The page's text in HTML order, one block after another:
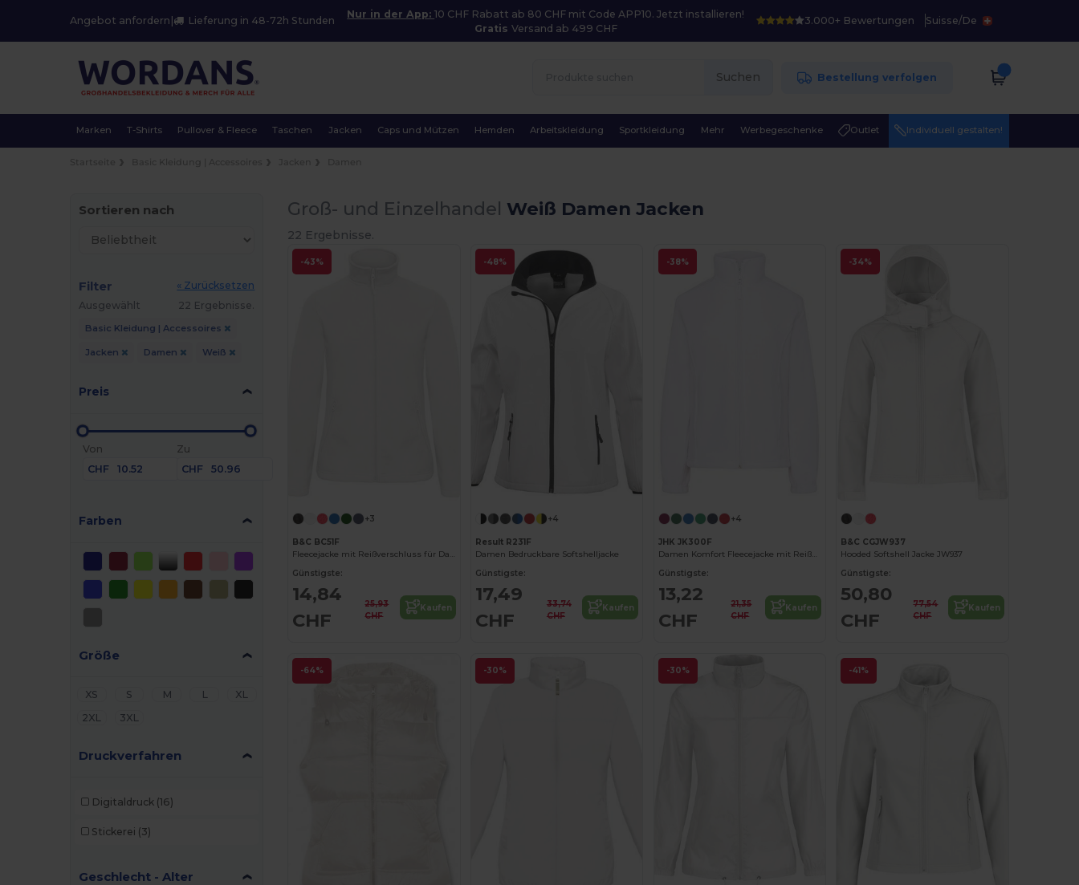
Angebot anfordern Lieferung in 48-72h Stunden
Nur in der App:10 CHF Rabatt ab 80 CHF mit Code APP10. Jetzt installieren!
Gratis Versand ab 499 CHF
3.000+ Bewertungen Suisse/De
Suchen Bestellung verfolgen
Marken T-Shirts Pullover & Fleece Taschen Jacken Caps und Mützen Hemden Arbeitskleidung Sportkleidung Mehr Werbegeschenke Outlet Individuell gestalten!
Sortieren nach
Filter
« Zurücksetzen
Ausgewählt
22 Ergebnisse.
Basic Kleidung | Accessoires
Jacken Damen Weiß
Preis
Von
CHF
Zu
CHF
Farben
Größe
XS S M L
XL
2XL
3XL
Druckverfahren
Digitaldruck (16)
Stickerei (3)
Geschlecht - Alter
Groß- und Einzelhandel Weiß Damen Jacken
22 Ergebnisse.
-43%
+3
B&C BC51F
Fleecejacke mit Reißverschluss für Damen
Günstigste:
14,84
CHF
25,93
CHF
Kaufen
-48%
+4
Result R231F
Damen Bedruckbare Softshelljacke
Günstigste:
17,49
CHF
33,74
CHF
Kaufen
-38%
+4
JHK JK300F
Damen Komfort Fleecejacke mit Reißverschlusstaschen
Günstigste:
13,22
CHF
21,35
CHF
Kaufen
-34%
B&C CGJW937
Hooded Softshell Jacke JW937
Günstigste:
50,80
CHF
77,54
CHF
Kaufen
-64% -30% -30% -41%